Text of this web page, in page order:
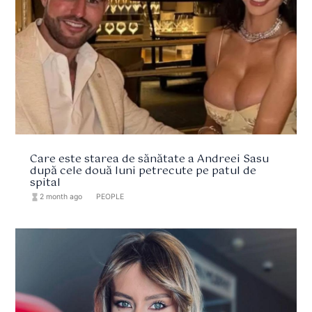
Care este starea de sănătate a Andreei Sasu
după cele două luni petrecute pe patul de
spital
hourglass_full 2 month ago PEOPLE